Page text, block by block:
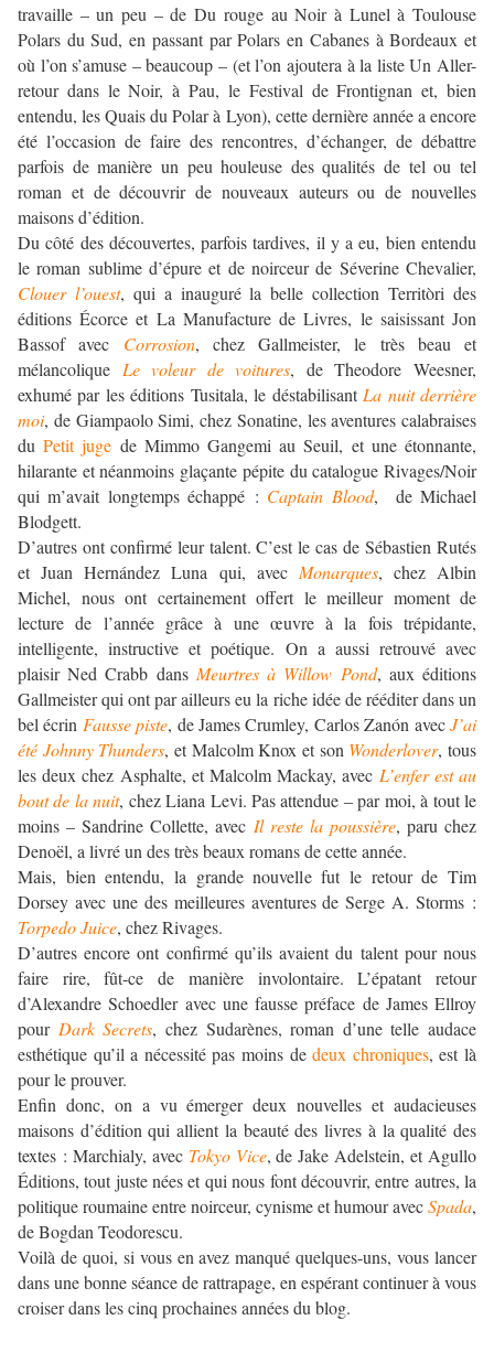
travaille – un peu – de Du rouge au Noir à Lunel à Toulouse
Polars du Sud, en passant par Polars en Cabanes à Bordeaux et
où l’on s’amuse – beaucoup – (et l’on ajoutera à la liste Un Aller-
retour dans le Noir, à Pau, le Festival de Frontignan et, bien
entendu, les Quais du Polar à Lyon), cette dernière année a encore
été l’occasion de faire des rencontres, d’échanger, de débattre
parfois de manière un peu houleuse des qualités de tel ou tel
roman et de découvrir de nouveaux auteurs ou de nouvelles
maisons d’édition.
Du côté des découvertes, parfois tardives, il y a eu, bien entendu
le roman sublime d’épure et de noirceur de Séverine Chevalier,
Clouer l’ouest, qui a inauguré la belle collection Territòri des
éditions Écorce et La Manufacture de Livres, le saisissant Jon
Bassof avec Corrosion, chez Gallmeister, le très beau et
mélancolique Le voleur de voitures, de Theodore Weesner,
exhumé par les éditions Tusitala, le déstabilisant La nuit derrière
moi, de Giampaolo Simi, chez Sonatine, les aventures calabraises
duPetit juge de Mimmo Gangemi au Seuil, et une étonnante,
hilarante et néanmoins glaçante pépite du catalogue Rivages/Noir
qui m’avait longtemps échappé : Captain Blood, de Michael
Blodgett.
D’autres ont confirmé leur talent. C’est le cas de Sébastien Rutés
et Juan Hernández Luna qui, avec Monarques, chez Albin
Michel, nous ont certainement offert le meilleur moment de
lecture de l’année grâce à une œuvre à la fois trépidante,
intelligente, instructive et poétique. On a aussi retrouvé avec
plaisir Ned Crabb dans Meurtres à Willow Pond, aux éditions
Gallmeister qui ont par ailleurs eu la riche idée de rééditer dans un
bel écrin Fausse piste, de James Crumley, Carlos Zanón avecJ’ai
été Johnny Thunders, et Malcolm Knox et son Wonderlover, tous
les deux chez Asphalte, et Malcolm Mackay, avec L’enfer est au
bout de la nuit, chez Liana Levi. Pas attendue – par moi, à tout le
moins – Sandrine Collette, avec Il reste la poussière, paru chez
Denoël, a livré un des très beaux romans de cette année.
Mais, bien entendu, la grande nouvelle fut le retour de Tim
Dorsey avec une des meilleures aventures de Serge A. Storms :
Torpedo Juice, chez Rivages.
D’autres encore ont confirmé qu’ils avaient du talent pour nous
faire rire, fût-ce de manière involontaire. L’épatant retour
d’Alexandre Schoedler avec une fausse préface de James Ellroy
pour Dark Secrets, chez Sudarènes, roman d’une telle audace
esthétique qu’il a nécessité pas moins dedeux chroniques, est là
pour le prouver.
Enfin donc, on a vu émerger deux nouvelles et audacieuses
maisons d’édition qui allient la beauté des livres à la qualité des
textes : Marchialy, avec Tokyo Vice, de Jake Adelstein, et Agullo
Éditions, tout juste nées et qui nous font découvrir, entre autres, la
politique roumaine entre noirceur, cynisme et humour avecSpada,
de Bogdan Teodorescu.
Voilà de quoi, si vous en avez manqué quelques-uns, vous lancer
dans une bonne séance de rattrapage, en espérant continuer à vous
croiser dans les cinq prochaines années du blog.